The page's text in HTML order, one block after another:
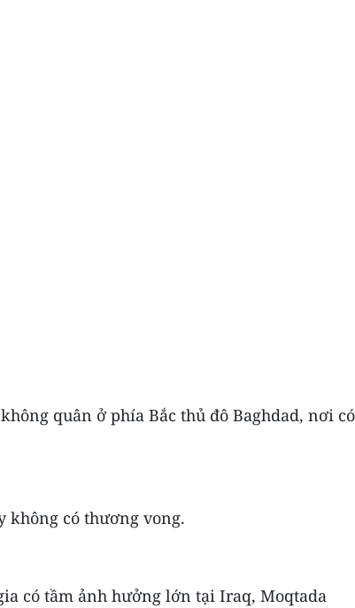
quân ở phía Bắc thủ đô Baghdad, nơi có
không có thương vong.
có tầm ảnh hưởng lớn tại Iraq, Moqtada